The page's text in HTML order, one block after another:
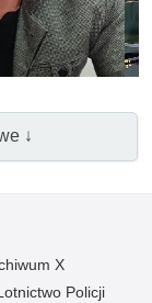
↓
X
Policji